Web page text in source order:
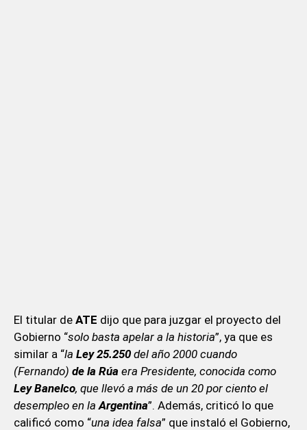
El titular de ATE dijo que para juzgar el proyecto del
Gobierno “solo basta apelar a la historia”, ya que es
similar a “la Ley 25.250del año 2000 cuando
(Fernando) de la Rúa era Presidente, conocida como
Ley Banelco, que llevó a más de un 20 por ciento el
desempleo en la Argentina”. Además, criticó lo que
calificó como “una idea falsa” que instaló el Gobierno,